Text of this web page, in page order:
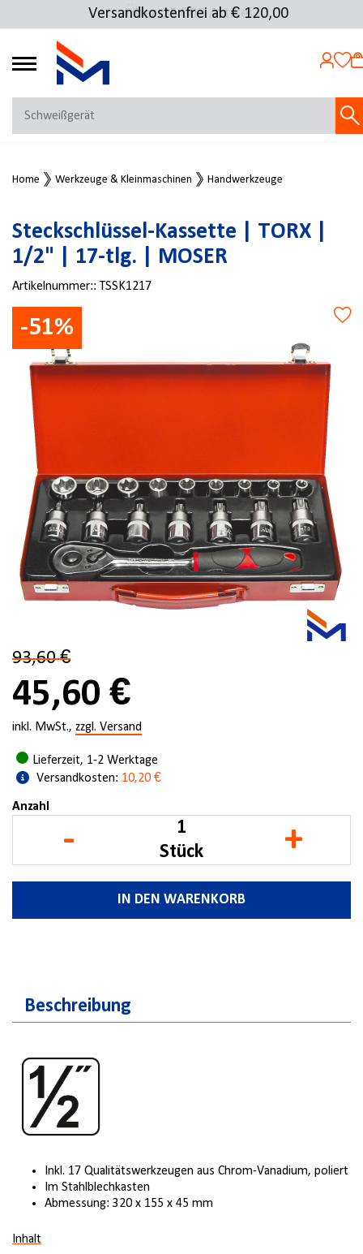
Über 25.000 Artikel
Versandkostenfrei ab € 120,00
4.72
MEIN KONTO
Jetzt anmelden
NEU BEI FMOSER?
Jetzt registrieren
Home Werkzeuge & Kleinmaschinen Handwerkzeuge
Steckschlüssel-Kassette | TORX |
1/2" | 17-tlg. | MOSER
Artikelnummer:: TSSK1217
-51%
93,60 €
45,60 €
inkl. MwSt., zzgl. Versand
Lieferzeit, 1-2 Werktage
Versandkosten: 10,20 €
Anzahl
- Stück +
IN DEN WARENKORB
Beschreibung
Inkl. 17 Qualitätswerkzeugen aus Chrom-Vanadium, poliert
Im Stahlblechkasten
Abmessung: 320 x 155 x 45 mm
Inhalt